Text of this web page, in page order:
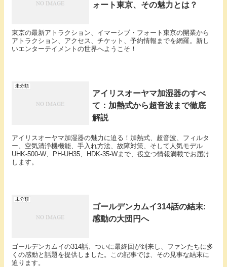
ォート東京、その魅力とは？
東京の最新アトラクション、イマーシブ・フォート東京の開業から
アトラクション、アクセス、チケット、予約情報までを網羅。新し
いエンターテイメントの世界へようこそ！
未分類
アイリスオーヤマ加湿器のすべ
て：加熱式から超音波まで徹底
解説
アイリスオーヤマ加湿器の魅力に迫る！加熱式、超音波、フィルタ
ー、空気清浄機機能、手入れ方法、故障対策、そして人気モデル
UHK-500-W、PH-UH35、HDK-35-Wまで、役立つ情報満載でお届け
します。
未分類
ゴールデンカムイ314話の結末:
感動の大団円へ
ゴールデンカムイの314話、ついに最終回が到来し、ファンたちに多
くの感動と話題を提供しました。この記事では、その見事な結末に
迫ります。